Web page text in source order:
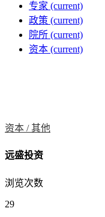
专家 (current)
政策 (current)
院所 (current)
资本 (current)
资本 /其他
远盛投资
浏览次数
29